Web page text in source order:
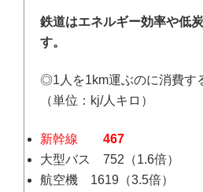
鉄道はエネルギー効率や低
す。
◎1人を1km運ぶのに消費す
（単位：kj/人キロ）
新幹線 467
大型バス 752（1.6倍）
航空機 1619（3.5倍）